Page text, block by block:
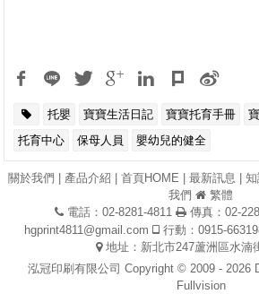
托嬰 寶寶生活日記 寶寶托育手冊
托育中心
保母人員 嬰幼兒的健全
關於我們 產品介紹 首頁HOME 最新訊息
我們
繁體
電話：02-8281-4811
傳真：02-
hgprint4811@gmail.com
行動：0915-
地址：新北市247蘆洲區水湳
泓冠印刷有限公司 Copyright © 2009 - 2026
Fullvision